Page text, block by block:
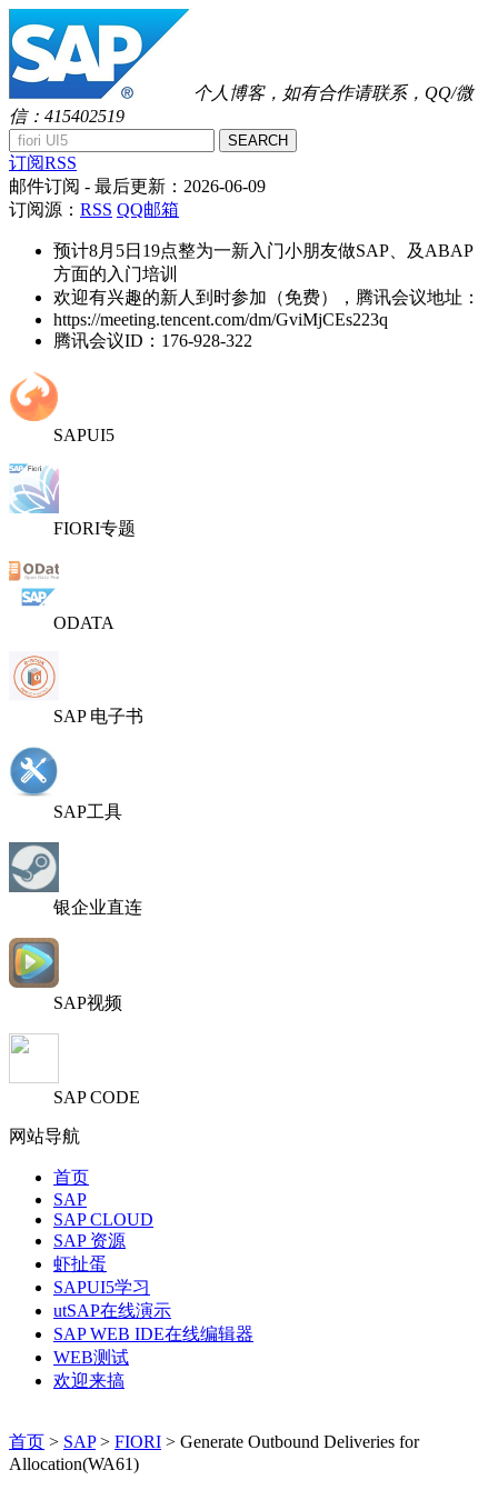
个人博客，如有合作请联系，QQ/微
信：415402519
SEARCH
订阅RSS
邮件订阅 - 最后更新： 2026-06-09
订阅源： RSS QQ邮箱
预计8月5日19点整为一新入门小朋友做SAP、及ABAP
方面的入门培训
欢迎有兴趣的新人到时参加（免费），腾讯会议地址：
https://meeting.tencent.com/dm/GviMjCEs223q
腾讯会议ID：176-928-322
SAPUI5
FIORI专题
ODATA
SAP 电子书
SAP工具
银企业直连
SAP视频
SAP CODE
网站导航
首页
SAP
SAP CLOUD
SAP 资源
虾扯蛋
SAPUI5学习
utSAP在线演示
SAP WEB IDE在线编辑器
WEB测试
欢迎来搞
首页 > SAP> FIORI > Generate Outbound Deliveries for
Allocation(WA61)